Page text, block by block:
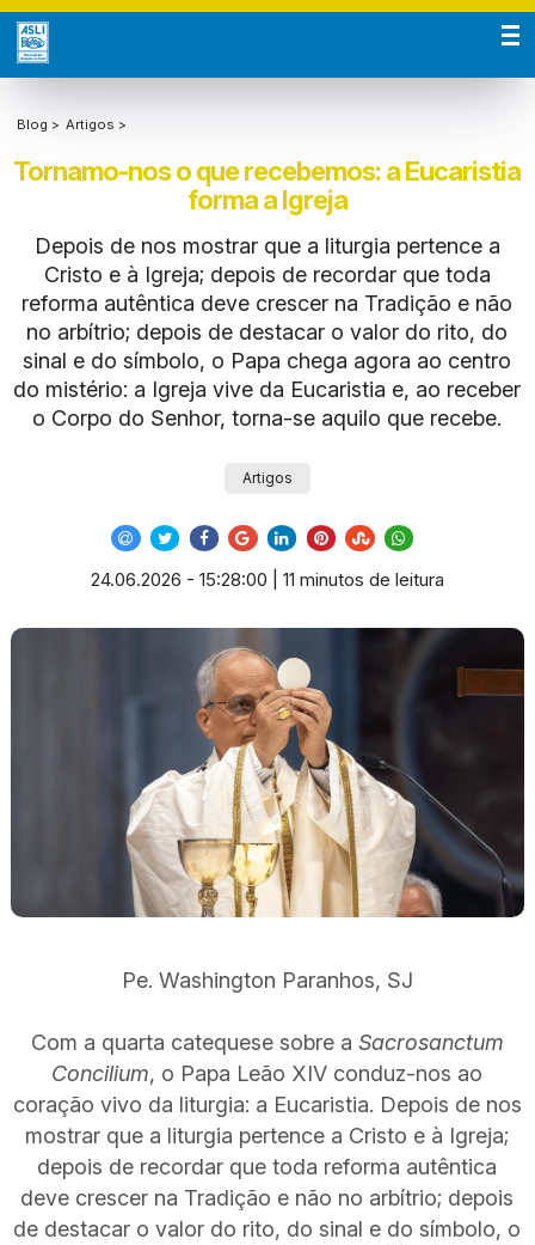
Blog > Artigos >
Tornamo-nos o que recebemos: a Eucaristia
forma a Igreja
Depois de nos mostrar que a liturgia pertence a
Cristo e à Igreja; depois de recordar que toda
reforma autêntica deve crescer na Tradição e não
no arbítrio; depois de destacar o valor do rito, do
sinal e do símbolo, o Papa chega agora ao centro
do mistério: a Igreja vive da Eucaristia e, ao receber
o Corpo do Senhor, torna-se aquilo que recebe.
Artigos
24.06.2026 - 15:28:00 | 11 minutos de leitura
Pe. Washington Paranhos, SJ
Com a quarta catequese sobre a Sacrosanctum
Concilium, o Papa Leão XIV conduz-nos ao
coração vivo da liturgia: a Eucaristia. Depois de nos
mostrar que a liturgia pertence a Cristo e à Igreja;
depois de recordar que toda reforma autêntica
deve crescer na Tradição e não no arbítrio; depois
de destacar o valor do rito, do sinal e do símbolo, o